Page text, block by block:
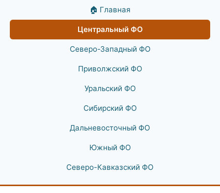
🏠 Главная
Центральный ФО
Северо-Западный ФО
Приволжский ФО
Уральский ФО
Сибирский ФО
Дальневосточный ФО
Южный ФО
Северо-Кавказский ФО